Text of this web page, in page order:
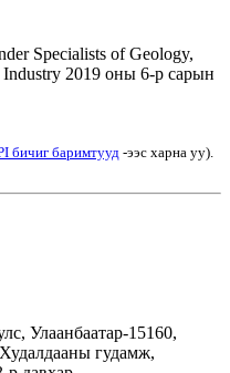
Specialists of Geology,
2019 оны 6-р сарын
бичиг баримтууд -ээс харна уу).
Улаанбаатар-15160,
гудамж,